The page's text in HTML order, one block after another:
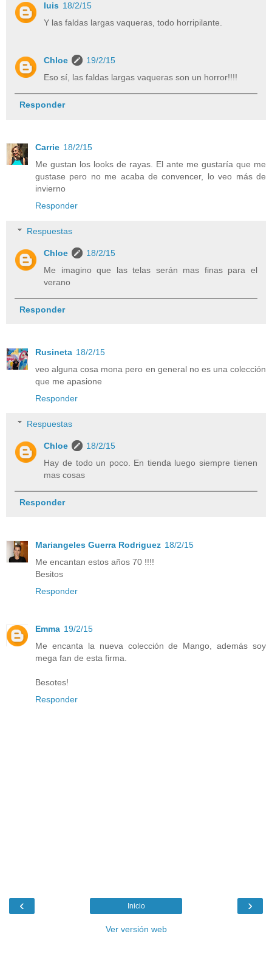
luis 18/2/15
Y las faldas largas vaqueras, todo horripilante.
Chloe
19/2/15
Eso sí, las faldas largas vaqueras son un horror!!!!
Responder
Carrie 18/2/15
Me gustan los looks de rayas. El ante me gustaría que me
gustase pero no me acaba de convencer, lo veo más de
invierno
Responder
Respuestas
Chloe
18/2/15
Me imagino que las telas serán mas finas para el
verano
Responder
Rusineta 18/2/15
veo alguna cosa mona pero en general no es una colección
que me apasione
Responder
Respuestas
Chloe
18/2/15
Hay de todo un poco. En tienda luego siempre tienen
mas cosas
Responder
Mariangeles Guerra Rodriguez 18/2/15
Me encantan estos años 70 !!!!
Besitos
Responder
Emma 19/2/15
Me encanta la nueva colección de Mango, además soy
mega fan de esta firma.
Besotes!
Responder
‹ ›
Inicio
Ver versión web